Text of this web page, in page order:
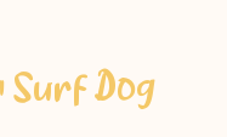
Surf Dog